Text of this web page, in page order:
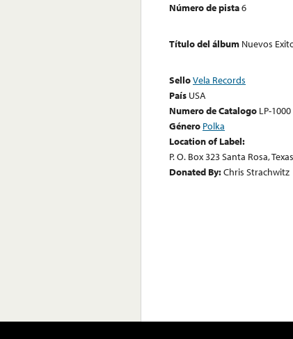
Número de pista6
Título del álbum Nuevos
SelloVela Records
País USA
Numero de Catalogo LP-1000
Género Polka
Location of Label:
P. O. Box 323 Santa Rosa, Texas
Donated By:Chris Strachwitz